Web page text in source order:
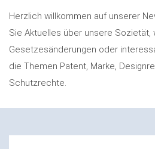
Herzlich willkommen auf unserer
Sie Aktuelles über unsere Sozietät,
Gesetzesänderungen oder
die Themen Patent, Marke,
Schutzrechte.